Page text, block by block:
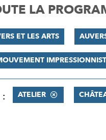
LA
ET LES ARTS
ATELIER